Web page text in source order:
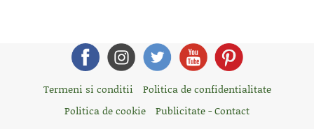
Termeni si conditii
Politica de confidentialitate
Politica de cookie
Publicitate - Contact